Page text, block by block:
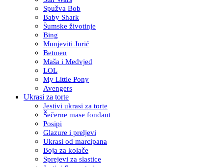
Spužva Bob
Baby Shark
Šumske životinje
Bing
Munjeviti Jurić
Betmen
Maša i Medvjed
LOL
My Little Pony
Avengers
Ukrasi za torte
Jestivi ukrasi za torte
Šečerne mase fondant
Posipi
Glazure i preljevi
Ukrasi od marcipana
Boja za kolače
Sprejevi za slastice